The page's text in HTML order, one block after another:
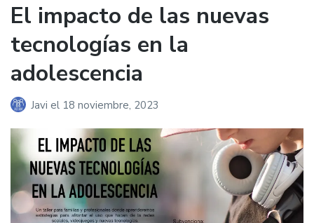
El impacto de las nuevas
tecnologías en la
adolescencia
Javi el 18 noviembre, 2023